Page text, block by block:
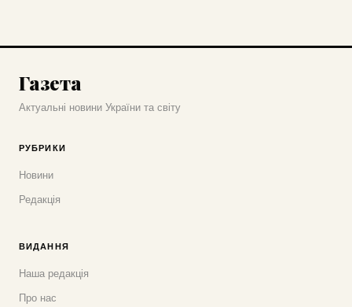
Газета
Актуальні новини України та світу
РУБРИКИ
Новини
Редакція
ВИДАННЯ
Наша редакція
Про нас